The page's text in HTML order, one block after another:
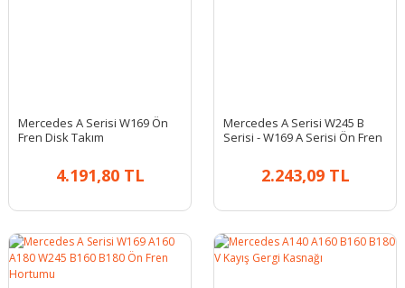
Mercedes A Serisi W169 Ön
Fren Disk Takım
4.191,80 TL
Mercedes A Serisi W245 B
Serisi - W169 A Serisi Ön Fren
2.243,09 TL